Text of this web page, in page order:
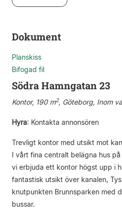
Dokument
Planskiss
Bifogad fil
Södra Hamngatan 23
Kontor, 190 m2, Göteborg, Inom
Hyra: Kontakta annonsören
Trevligt kontor med utsikt mot
I vårt fina centralt belägna hus
vi erbjuda ett kontor högst upp i
fantastisk utsikt över kanalen,
knutpunkten Brunnsparken med
bussar.